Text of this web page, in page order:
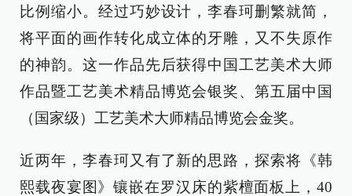
比例缩小。经过巧妙设计，李春珂删繁就简，
将平面的画作转化成立体的牙雕，又不失原作
的神韵。这一作品先后获得中国工艺美术大师
作品暨工艺美术精品博览会银奖、第五届中国
（国家级）工艺美术大师精品博览会金奖。
近两年，李春珂又有了新的思路，探索将《韩
熙载夜宴图》镶嵌在罗汉床的紫檀面板上，40